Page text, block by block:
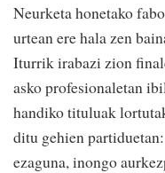
Neurketa honetako
urtean ere hala zen
Iturrik irabazi zion
asko profesionaletan
handiko tituluak
ditu gehien
ezaguna, inongo